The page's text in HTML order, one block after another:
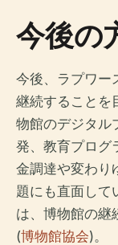
今後の
今後、ラプワー
継続することを
物館のデジタル
発、教育プログ
金調達や変わり
題にも直面して
は、博物館の継
(博物館協会)。